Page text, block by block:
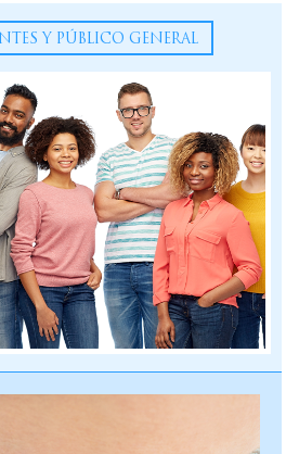
Y PÚBLICO GENERAL